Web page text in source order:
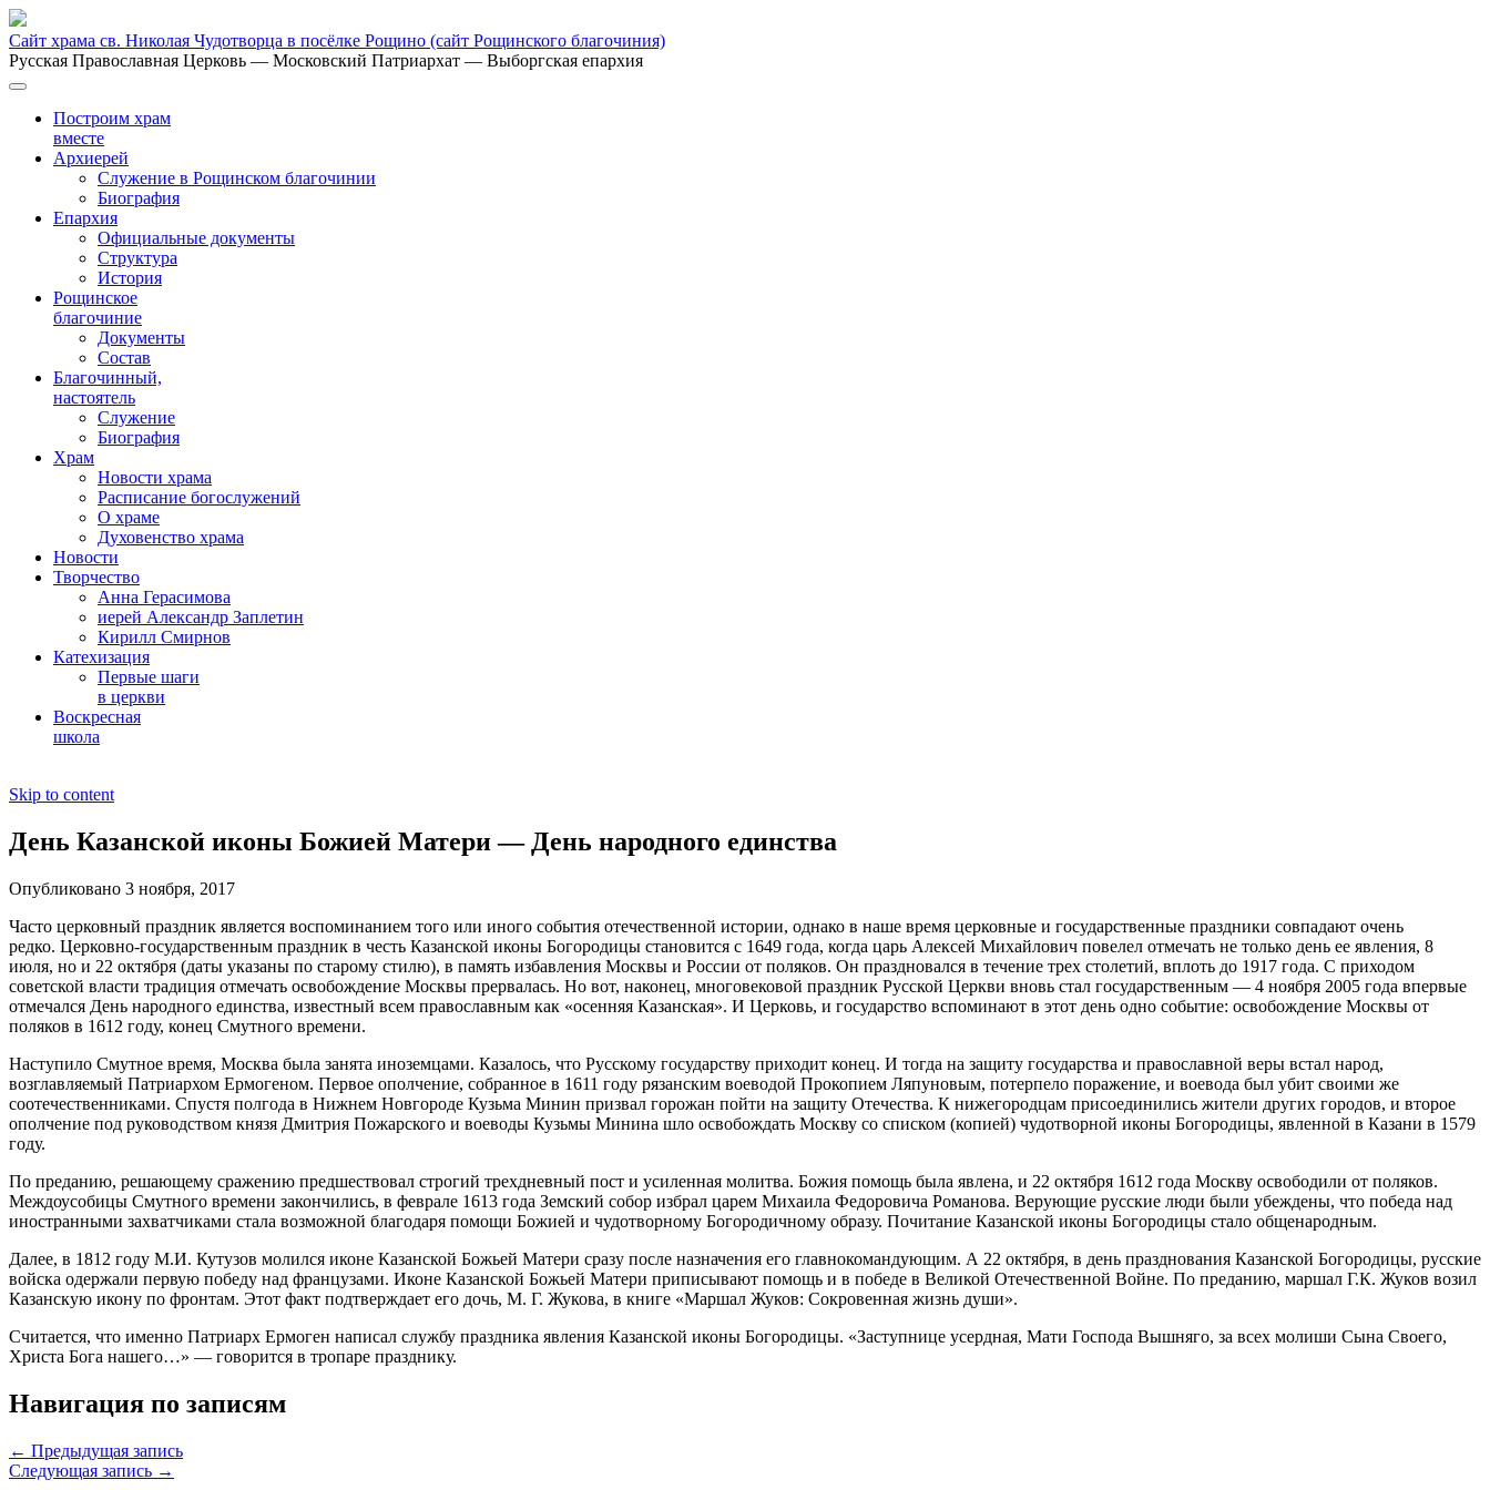
Сайт храма св. Николая Чудотворца в посёлке Рощино (сайт Рощинского благочиния)
Русская Православная Церковь — Московский Патриархат — Выборгская епархия
Построим храм
вместе
Архиерей
Служение в Рощинском благочинии
Биография
Епархия
Официальные документы
Структура
История
Рощинское
благочиние
Документы
Состав
Благочинный,
настоятель
Служение
Биография
Храм
Новости храма
Расписание богослужений
О храме
Духовенство храма
Новости
Творчество
Анна Герасимова
иерей Александр Заплетин
Кирилл Смирнов
Катехизация
Первые шаги
в церкви
Воскресная
школа
Skip to content
День Казанской иконы Божией Матери — День народного единства
Опубликовано 3 ноября, 2017
Часто церковный праздник является воспоминанием того или иного события отечественной истории, однако в наше время церковные и государственные праздники совпадают очень
редко. Церковно-государственным праздник в честь Казанской иконы Богородицы становится с 1649 года, когда царь Алексей Михайлович повелел отмечать не только день ее явления, 8
июля, но и 22 октября (даты указаны по старому стилю), в память избавления Москвы и России от поляков. Он праздновался в течение трех столетий, вплоть до 1917 года. С приходом
советской власти традиция отмечать освобождение Москвы прервалась. Но вот, наконец, многовековой праздник Русской Церкви вновь стал государственным — 4 ноября 2005 года впервые
отмечался День народного единства, известный всем православным как «осенняя Казанская». И Церковь, и государство вспоминают в этот день одно событие: освобождение Москвы от
поляков в 1612 году, конец Смутного времени.
Наступило Смутное время, Москва была занята иноземцами. Казалось, что Русскому государству приходит конец. И тогда на защиту государства и православной веры встал народ,
возглавляемый Патриархом Ермогеном. Первое ополчение, собранное в 1611 году рязанским воеводой Прокопием Ляпуновым, потерпело поражение, и воевода был убит своими же
соотечественниками. Спустя полгода в Нижнем Новгороде Кузьма Минин призвал горожан пойти на защиту Отечества. К нижегородцам присоединились жители других городов, и второе
ополчение под руководством князя Дмитрия Пожарского и воеводы Кузьмы Минина шло освобождать Москву со списком (копией) чудотворной иконы Богородицы, явленной в Казани в 1579
году.
По преданию, решающему сражению предшествовал строгий трехдневный пост и усиленная молитва. Божия помощь была явлена, и 22 октября 1612 года Москву освободили от поляков.
Междоусобицы Смутного времени закончились, в феврале 1613 года Земский собор избрал царем Михаила Федоровича Романова. Верующие русские люди были убеждены, что победа над
иностранными захватчиками стала возможной благодаря помощи Божией и чудотворному Богородичному образу. Почитание Казанской иконы Богородицы стало общенародным.
Далее, в 1812 году М.И. Кутузов молился иконе Казанской Божьей Матери сразу после назначения его главнокомандующим. А 22 октября, в день празднования Казанской Богородицы, русские
войска одержали первую победу над французами. Иконе Казанской Божьей Матери приписывают помощь и в победе в Великой Отечественной Войне. По преданию, маршал Г.К. Жуков возил
Казанскую икону по фронтам. Этот факт подтверждает его дочь, М. Г. Жукова, в книге «Маршал Жуков: Сокровенная жизнь души».
Считается, что именно Патриарх Ермоген написал службу праздника явления Казанской иконы Богородицы. «Заступнице усердная, Мати Господа Вышняго, за всех молиши Сына Своего,
Христа Бога нашего…» — говорится в тропаре празднику.
Навигация по записям
← Предыдущая запись
Следующая запись →